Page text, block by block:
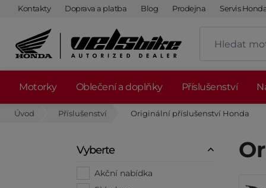
Kontakty Doprava a platba Blog Prodejna Servis
Motorky Oblečení a doplňky Příslušenství
Úvod Příslušenství Originální příslušenství Honda
Vyberte
Akční nabídka